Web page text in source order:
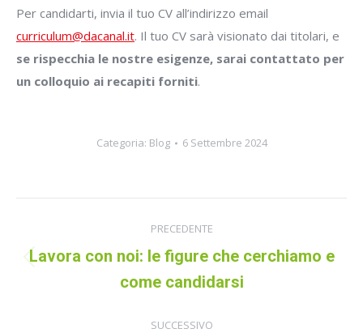
Per candidarti, invia il tuo CV all’indirizzo email
curriculum@dacanal.it. Il tuo CV sarà visionato dai titolari, e
se rispecchia le nostre esigenze, sarai contattato per
un colloquio ai recapiti forniti.
Categoria: Blog 6 Settembre 2024
tra
PRECEDENTE
Post
precedente:
Lavora con noi: le figure che cerchiamo e
come candidarsi
SUCCESSIVO